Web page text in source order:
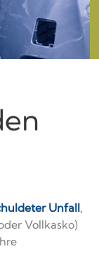
Unfall,
Vollkasko)